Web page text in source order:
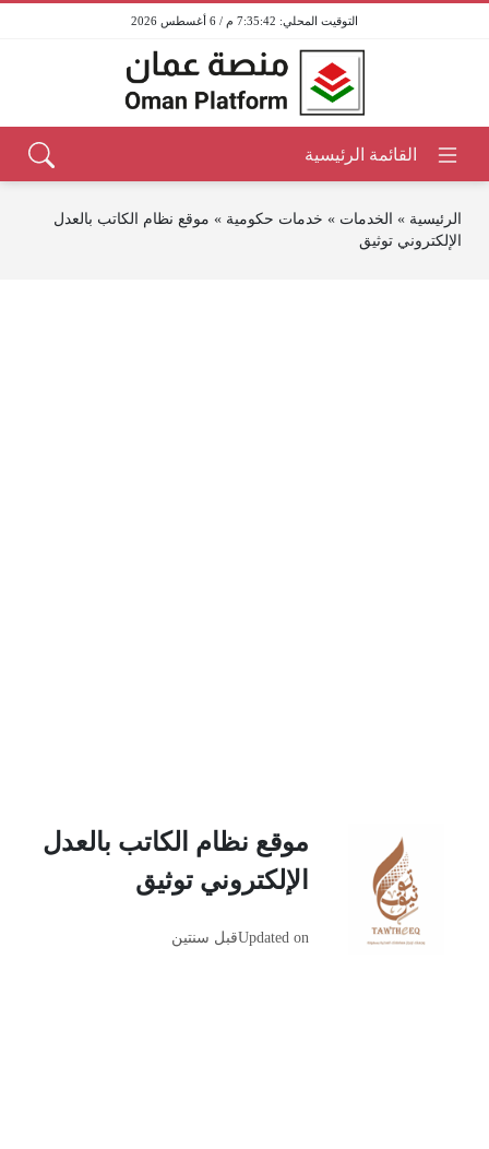
7:35:42 م / 6 أغسطس 2026
الرئيسية » الخدمات » خدمات حكومية » موقع نظام الكاتب بالعدل
الإلكتروني توثيق
موقع نظام الكاتب بالعدل
الإلكتروني توثيق
Updated onقبل سنتين